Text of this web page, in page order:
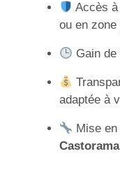
Accès à
ou en
Gain
adaptée à
Mise
Castorama